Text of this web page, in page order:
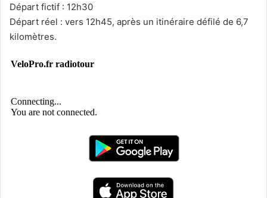
Départ fictif : 12h30
Départ réel : vers 12h45, après un itinéraire défilé de 6,7
kilomètres.